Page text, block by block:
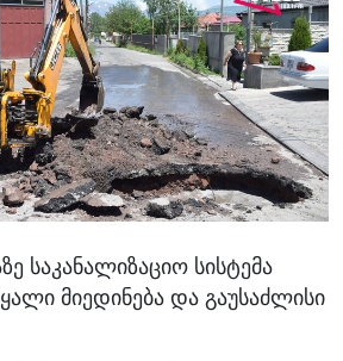
საკანალიზაციო სისტემა
მიედინება და გაუსაძლისი